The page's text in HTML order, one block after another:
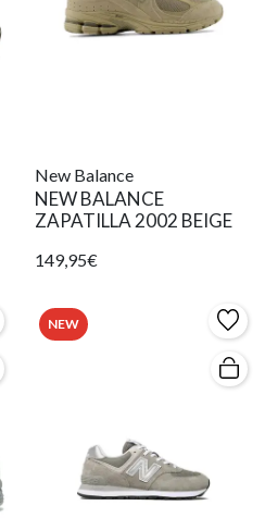
New Balance
NEW BALANCE
ZAPATILLA 2002 BEIGE
149,95€
NEW